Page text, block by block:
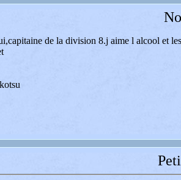
de la division 8.j aime l alcool et